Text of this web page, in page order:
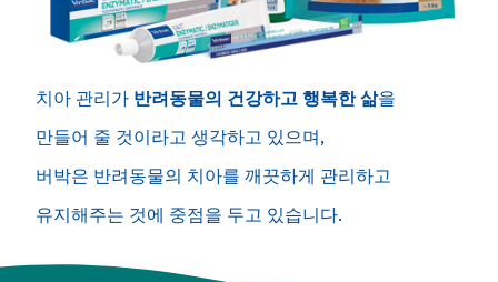
치아 관리가 반려동물의 건강하고 행복한 삶을
만들어 줄 것이라고 생각하고 있으며,
버박은 반려동물의 치아를 깨끗하게 관리하고
유지해주는 것에 중점을 두고 있습니다.